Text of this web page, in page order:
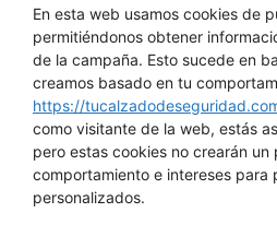
En esta web usamos cookies de
permitiéndonos obtener
de la campaña. Esto sucede en
creamos basado en tu
https://
como visitante de la web, estás
pero estas cookies no crearán un
comportamiento e intereses para
personalizados.